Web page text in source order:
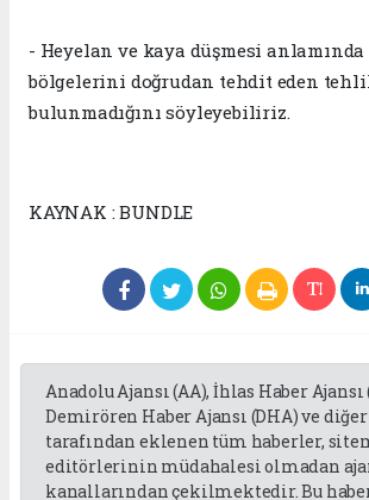
- Heyelan ve kaya düşmesi
bölgelerini doğrudan tehdit eden
bulunmadığını söyleyebiliriz.
KAYNAK : BUNDLE
Anadolu Ajansı (AA), İhlas Haber Ajansı
Demirören Haber Ajansı (DHA) ve
tarafından eklenen tüm haberler,
editörlerinin müdahalesi olmadan
kanallarından çekilmektedir. Bu